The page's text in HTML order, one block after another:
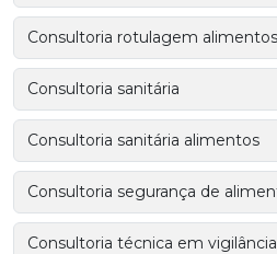
Consultoria rotulagem alimentos
Consultoria sanitária
Consultoria sanitária alimentos
Consultoria segurança de
Consultoria técnica em